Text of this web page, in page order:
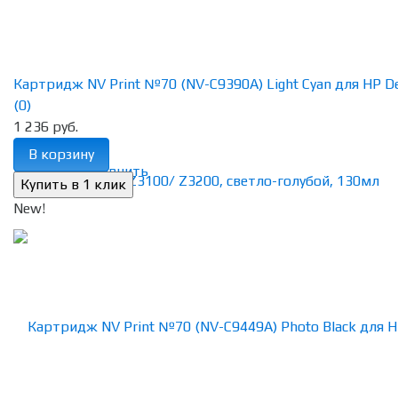
избранное сравнить
Картридж NV Print №70 (NV-C9390A) Light Cyan для HP
(0)
1 236 руб.
В корзину
New!